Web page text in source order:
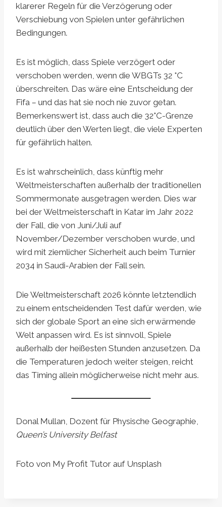
klarerer Regeln für die Verzögerung oder
Verschiebung von Spielen unter gefährlichen
Bedingungen.
Es ist möglich, dass Spiele verzögert oder
verschoben werden, wenn die WBGTs 32 °C
überschreiten. Das wäre eine Entscheidung der
Fifa – und das hat sie noch nie zuvor getan.
Bemerkenswert ist, dass auch die 32°C-Grenze
deutlich über den Werten liegt, die viele Experten
für gefährlich halten.
Es ist wahrscheinlich, dass künftig mehr
Weltmeisterschaften außerhalb der traditionellen
Sommermonate ausgetragen werden. Dies war
bei der Weltmeisterschaft in Katar im Jahr 2022
der Fall, die von Juni/Juli auf
November/Dezember verschoben wurde, und
wird mit ziemlicher Sicherheit auch beim Turnier
2034 in Saudi-Arabien der Fall sein.
Die Weltmeisterschaft 2026 könnte letztendlich
zu einem entscheidenden Test dafür werden, wie
sich der globale Sport an eine sich erwärmende
Welt anpassen wird. Es ist sinnvoll, Spiele
außerhalb der heißesten Stunden anzusetzen. Da
die Temperaturen jedoch weiter steigen, reicht
das Timing allein möglicherweise nicht mehr aus.
Donal Mullan, Dozent für Physische Geographie,
Queen’s University Belfast
Foto von My Profit Tutor auf Unsplash